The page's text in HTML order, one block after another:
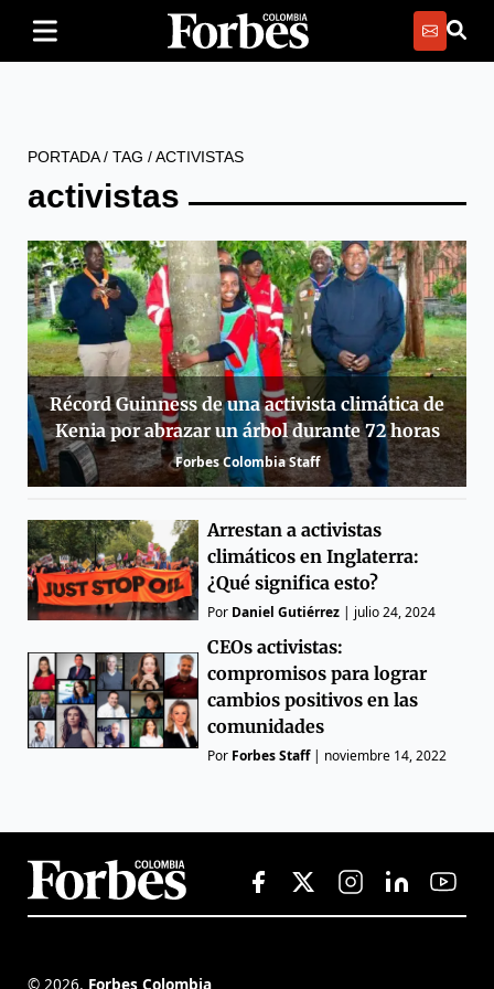
PORTADA/ TAG /ACTIVISTAS
activistas
Récord Guinness de una activista climática de
Kenia por abrazar un árbol durante 72 horas
Forbes Colombia Staff
Arrestan a activistas
climáticos en Inglaterra:
¿Qué significa esto?
Por Daniel Gutiérrez | julio 24, 2024
CEOs activistas:
compromisos para lograr
cambios positivos en las
comunidades
Por Forbes Staff| noviembre 14, 2022
© 2026, Forbes Colombia